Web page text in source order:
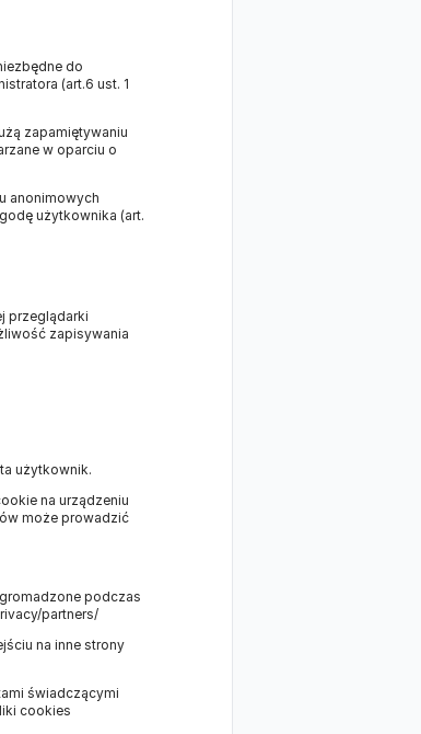
do
(art.6 ust. 1
zapamiętywaniu
w oparciu o
anonimowych
użytkownika (art.
przeglądarki
zapisywania
użytkownik.
na urządzeniu
może prowadzić
podczas
partners/
na inne strony
świadczącymi
cookies